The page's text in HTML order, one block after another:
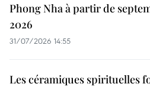
Phong Nha à partir de
2026
31/07/2026 14:55
Les céramiques spirituelles